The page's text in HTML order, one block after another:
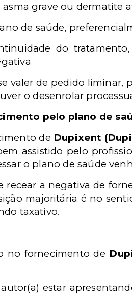
grave ou dermatite
de saúde,
do
valer de pedido liminar,
o desenrolar
pelo plano de
de Dupixent
assistido pelo
o plano de saúde
recear a negativa de
majoritária é no
taxativo.
no fornecimento de
estar